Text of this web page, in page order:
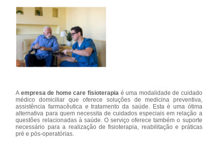
A empresa de home care fisioterapia é uma modalidade de cuidado
médico domiciliar que oferece soluções de medicina preventiva,
assistência farmacêutica e tratamento da saúde. Esta é uma ótima
alternativa para quem necessita de cuidados especiais em relação a
questões relacionadas à saúde. O serviço oferece também o suporte
necessário para a realização de fisioterapia, reabilitação e práticas
pré e pós-operatórias.